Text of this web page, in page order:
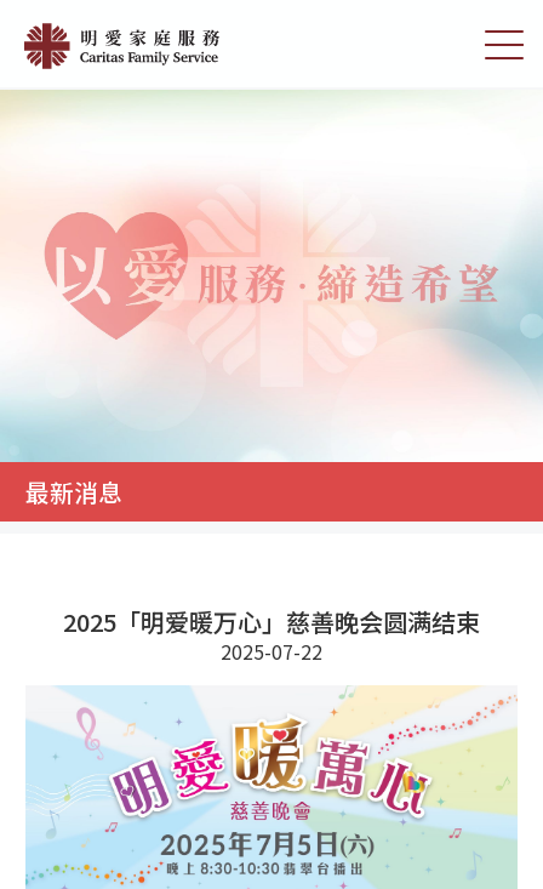
main
content
切
最
消
|
明
愛
家
最新消息
2025「明爱暖万心」慈善晚会圆满结束
2025-07-22